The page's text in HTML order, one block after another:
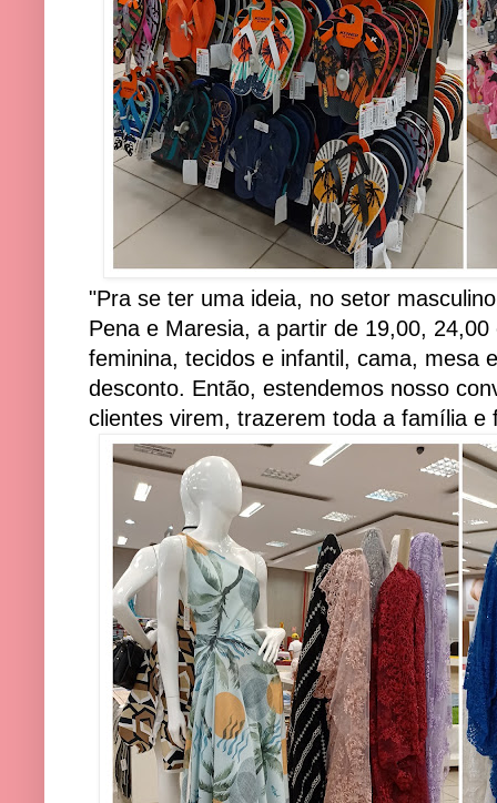
"Pra se ter uma ideia, no setor
Pena e Maresia, a partir de 19,00,
feminina, tecidos e infantil, cama, mesa
desconto. Então, estendemos nosso
clientes virem, trazerem toda a família e